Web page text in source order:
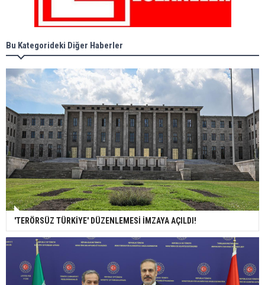
Bu Kategorideki Diğer Haberler
'TERÖRSÜZ TÜRKİYE' DÜZENLEMESİ İMZAYA AÇILDI!